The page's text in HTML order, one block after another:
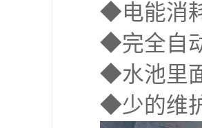
◆电能消
◆完全自
◆水池里
◆少的维